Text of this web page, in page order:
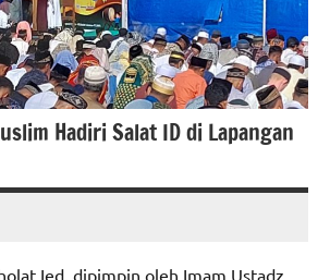
Hadiri Salat ID di Lapangan
Ied, dipimpin oleh Imam Ustadz